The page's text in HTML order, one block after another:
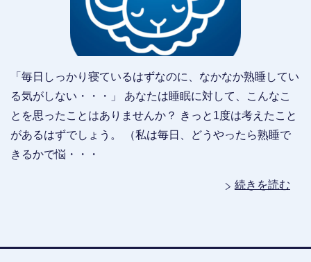
「毎日しっかり寝ているはずなのに、なかなか熟睡してい
る気がしない・・・」 あなたは睡眠に対して、こんなこ
とを思ったことはありませんか？ きっと1度は考えたこと
があるはずでしょう。 （私は毎日、どうやったら熟睡で
きるかで悩・・・
続きを読む